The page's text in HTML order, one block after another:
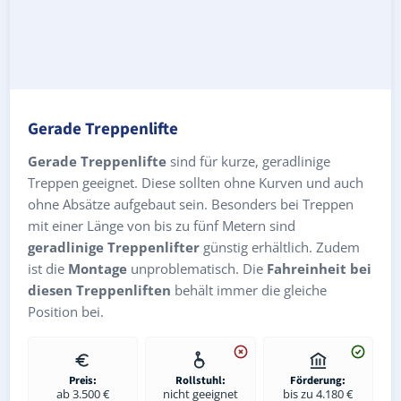
Gerade Treppenlifte
Gerade Treppenlifte sind für kurze, geradlinige
Treppen geeignet. Diese sollten ohne Kurven und auch
ohne Absätze aufgebaut sein. Besonders bei Treppen
mit einer Länge von bis zu fünf Metern sind
geradlinige Treppenlifter günstig erhältlich. Zudem
ist die Montage unproblematisch. Die Fahreinheit bei
diesen Treppenliften behält immer die gleiche
Position bei.
Preis:
ab 3.500 €
Rollstuhl:
nicht geeignet
Förderung:
bis zu 4.180 €